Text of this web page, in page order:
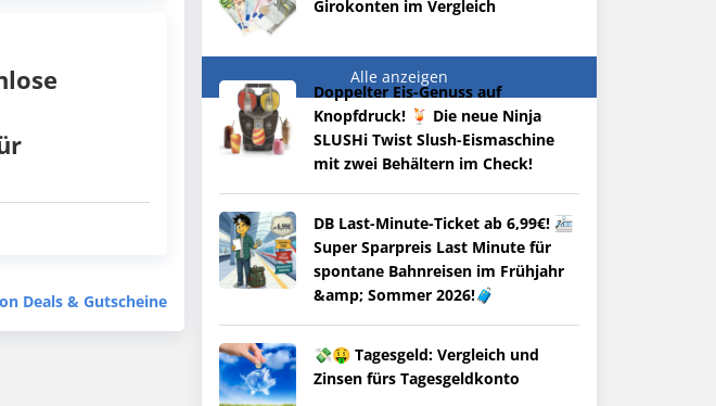
Deals & Gutscheine
Girokonten im Vergleich
Alle anzeigen
Doppelter Eis-Genuss auf
Knopfdruck! 🍹 Die neue Ninja
SLUSHi Twist Slush-Eismaschine
mit zwei Behältern im Check!
DB Last-Minute-Ticket ab 6,99€! 🚈
Super Sparpreis Last Minute für
spontane Bahnreisen im Frühjahr
&amp; Sommer 2026!🧳
💸🤑 Tagesgeld: Vergleich und
Zinsen fürs Tagesgeldkonto